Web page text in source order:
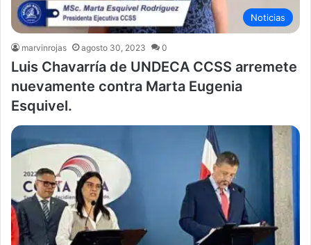
Noticias
marvinrojas agosto 30, 2023 0
Luis Chavarría de UNDECA CCSS arremete
nuevamente contra Marta Eugenia
Esquivel.